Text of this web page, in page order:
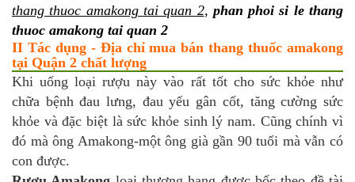
thang thuoc amakong tai quan 2, phan phoi si le thang
thuoc amakong tai quan 2
II Tác dụng - Địa chỉ mua bán thang thuốc amakong
tại Quận 2 chất lượng
Khi uống loại rượu này vào rất tốt cho sức khỏe như
chữa bệnh đau lưng, đau yếu gân cốt, tăng cường sức
khỏe và đặc biệt là sức khỏe sinh lý nam. Cũng chính vì
đó mà ông Amakong-một ông già gần 90 tuổi mà vẫn có
con được.